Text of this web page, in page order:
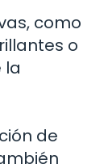
como
o
la
de